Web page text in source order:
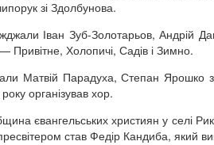
зі Здолбунова.
Іван Зуб-Золотарьов, Андрій
Привітне, Холопичі, Садів і Зимно.
Матвій Парадуха, Степан Ярошко
організував хор.
євангельських християн у селі
став Федір Кандиба, який